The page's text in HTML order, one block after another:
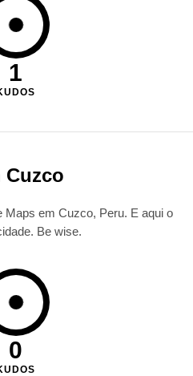
1
Cuzco
Maps em Cuzco, Peru. E aqui o
Be wise.
0